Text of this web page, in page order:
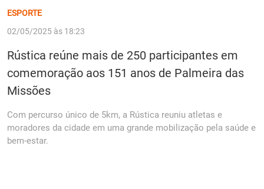
ESPORTE
02/05/2025 às 18:23
Rústica reúne mais de 250 participantes em
comemoração aos 151 anos de Palmeira das
Missões
Com percurso único de 5km, a Rústica reuniu atletas e
moradores da cidade em uma grande mobilização pela saúde e
bem-estar.